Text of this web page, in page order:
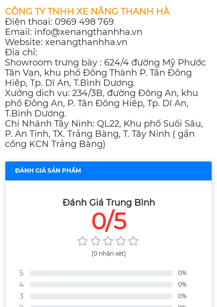
CÔNG TY TNHH XE NÂNG THANH HÀ
Điện thoại: 0969 498 769
Email: info@xenangthanhha.vn
Website: xenangthanhha.vn
Địa chỉ:
Showroom trưng bày : 624/4 đường Mỹ Phước
Tân Vạn, khu phố Đông Thành P. Tân Đông
Hiệp, Tp. Dĩ An, T.Bình Dương.
Xưởng dịch vụ: 234/3B, đường Đông An, khu
phố Đông An, P. Tân Đông Hiệp, Tp. Dĩ An,
T.Bình Dương.
Chi Nhánh Tây Ninh: QL22, Khu phố Suối Sâu,
P. An Tịnh, TX. Trảng Bàng, T. Tây Ninh ( gần
cổng KCN Trảng Bàng)
ĐÁNH GIÁ SẢN PHẨM
Đánh Giá Trung Bình
0/5
(0 nhận xét)
5 0%
4 0%
3 0%